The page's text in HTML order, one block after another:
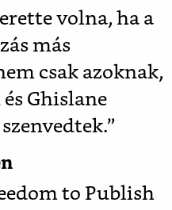
volna, ha a
más
csak azoknak,
Ghislane
to Publish